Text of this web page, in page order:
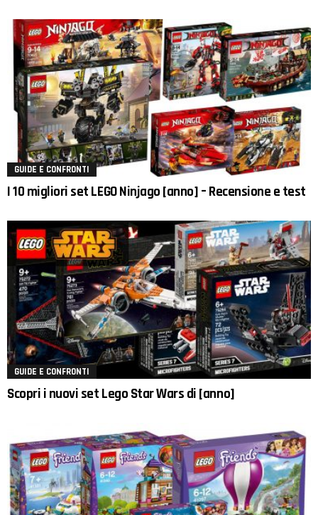
GUIDE E CONFRONTI
I 10 migliori set LEGO Ninjago [anno] – Recensione e test
GUIDE E CONFRONTI
Scopri i nuovi set Lego Star Wars di [anno]